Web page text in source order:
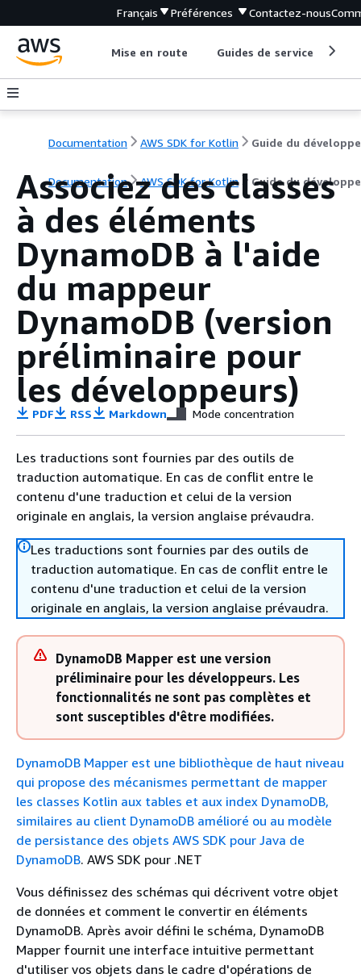
Français Préférences Contactez-nous
Mise en route Guides de service
Documentation AWS SDK for Kotlin Guide du
Documentation AWS SDK for Kotlin Guide du
Associez des classes
à des éléments
DynamoDB à l'aide
du mappeur
DynamoDB (version
préliminaire pour
les développeurs)
PDF RSS Markdown Mode concentration
Les traductions sont fournies par des outils de
traduction automatique. En cas de conflit entre le
contenu d'une traduction et celui de la version
originale en anglais, la version anglaise prévaudra.
Les traductions sont fournies par des outils de
traduction automatique. En cas de conflit entre le
contenu d'une traduction et celui de la version
originale en anglais, la version anglaise prévaudra.
DynamoDB Mapper est une version
préliminaire pour les développeurs. Les
fonctionnalités ne sont pas complètes et
sont susceptibles d'être modifiées.
DynamoDB Mapper est une bibliothèque de haut niveau
qui propose des mécanismes permettant de mapper
les classes Kotlin aux tables et aux index DynamoDB,
similaires au client DynamoDB amélioré ou au modèle
de persistance des objets AWS SDK pour Java de
DynamoDB. AWS SDK pour .NET
Vous définissez des schémas qui décrivent votre objet
de données et comment le convertir en éléments
DynamoDB. Après avoir défini le schéma, DynamoDB
Mapper fournit une interface intuitive permettant
d'utiliser vos objets dans le cadre d'opérations de